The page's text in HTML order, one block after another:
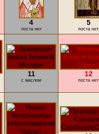
4
поста нет
5
поста нет
11
с маслом
12
поста нет